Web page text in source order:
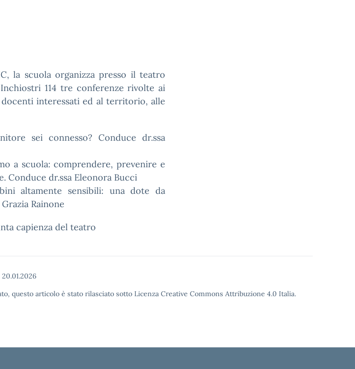
la scuola organizza presso il teatro
114 tre conferenze rivolte ai
interessati ed al territorio, alle
sei connesso? Conduce dr.ssa
a scuola: comprendere, prevenire e
Conduce dr.ssa Eleonora Bucci
altamente sensibili: una dote da
Rainone
capienza del teatro
20.01.2026
questo articolo è stato rilasciato sotto Licenza Creative Commons Attribuzione 4.0 Italia.